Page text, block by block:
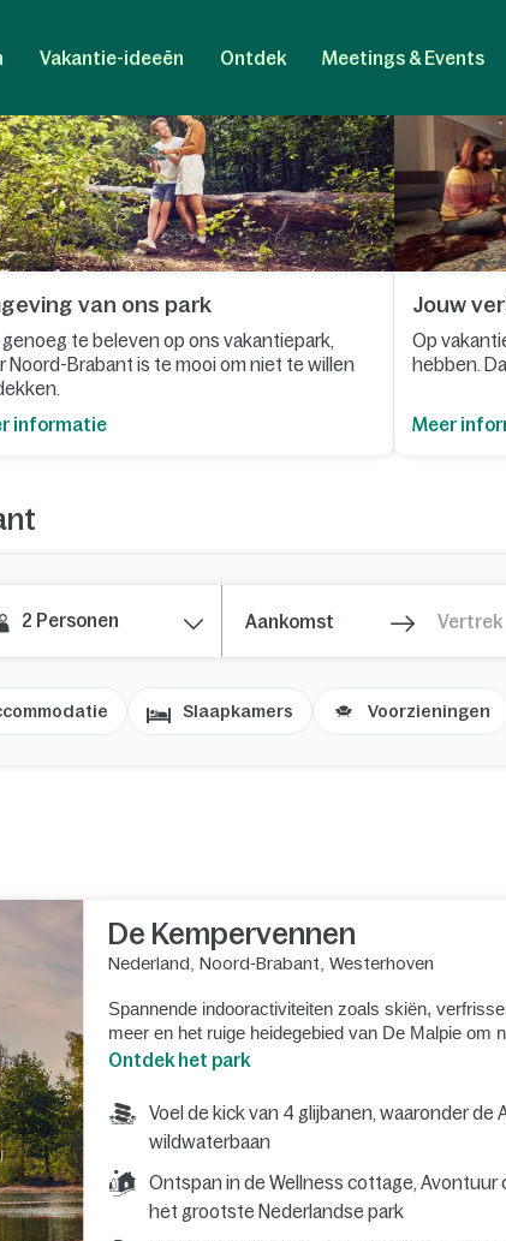
Vakantie-ideeën Ontdek Meetings & Events
Bosch, Tilburg, Breda en Eindhoven zijn leuke steden
en grote meren. Allemaal natuur waar je
die Noord-Brabant rijk is! Maar ook voor
zijn voor jong en oud. Wat dacht je van De Efteling in
van ons park
genoeg te beleven op ons vakantiepark,
Noord-Brabant is te mooi om niet te willen
informatie
Jouw
Op
hebben.
Meer
2 Personen
Slaapkamers Voorzieningen
De Kempervennen
Nederland, Noord-Brabant, Westerhoven
Spannende indooractiviteiten zoals skiën,
meer en het ruige heidegebied van De Malpie om
Ontdek het park
Voel de kick van 4 glijbanen, waaronder de
wildwaterbaan
Ontspan in de Wellness cottage,
het grootste Nederlandse park